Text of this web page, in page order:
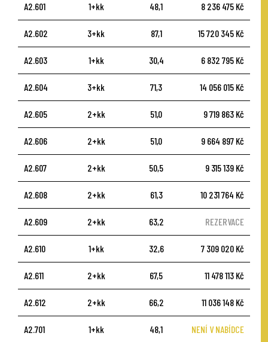
A2.601 1+kk 48,1 8 236 475 Kč
A2.602 3+kk 87,1 15 720 345 Kč
A2.603 1+kk 30,4 6 832 795 Kč
A2.604 3+kk 71,3 14 056 015 Kč
A2.605 2+kk 51,0 9 719 863 Kč
A2.606 2+kk 51,0 9 664 897 Kč
A2.607 2+kk 50,5 9 315 139 Kč
A2.608 2+kk 61,3 10 231 764 Kč
A2.609 2+kk 63,2 REZERVACE
A2.610 1+kk 32,6 7 309 020 Kč
A2.611 2+kk 67,5 11 478 113 Kč
A2.612 2+kk 66,2 11 036 148 Kč
A2.701 1+kk 48,1 NENÍ V NABÍDCE